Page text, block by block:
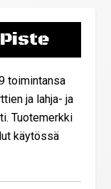
toimintansa
ja lahja- ja
Tuotemerkki
käytössä